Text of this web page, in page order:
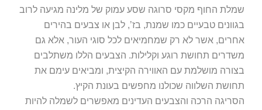
שמלת החוף מקסי סרוגה שסע עמוק של מלינה מגיעה לרוב
בגוונים טבעיים כמו שמנת, בז’, לבן או צבעים בהירים
אחרים, אשר לא רק שמחמיאים לכל סוגי העור, אלא גם
משדרים תחושת רוגע וקלילות. הצבעים הללו משתלבים
בצורה מושלמת עם האווירה הקיצית, ומביאים עימם את
תחושת השלווה שכולנו מחפשים בעונת הקיץ.
הסריגה הרכה והצבעים העדינים מאפשרים לשמלה להיות